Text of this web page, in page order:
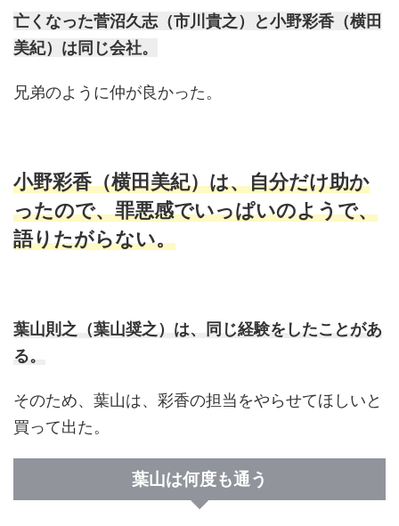
亡くなった菅沼久志（市川貴之）と小野彩香（横田
美紀）は同じ会社。
兄弟のように仲が良かった。
小野彩香（横田美紀）は、自分だけ助か
ったので、罪悪感でいっぱいのようで、
語りたがらない。
葉山則之（葉山奨之）は、同じ経験をしたことがあ
る。
そのため、葉山は、彩香の担当をやらせてほしいと
買って出た。
葉山は何度も通う